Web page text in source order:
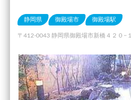
静岡県 御殿場市 御殿場駅
〒412-0043 静岡県御殿場市新橋４２０−１